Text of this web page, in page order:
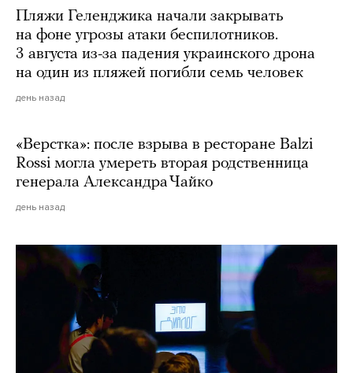
Пляжи Геленджика начали закрывать
на фоне угрозы атаки беспилотников.
3 августа из-за падения украинского дрона
на один из пляжей погибли семь человек
день назад
«Верстка»: после взрыва в ресторане Balzi
Rossi могла умереть вторая родственница
генерала Александра Чайко
день назад